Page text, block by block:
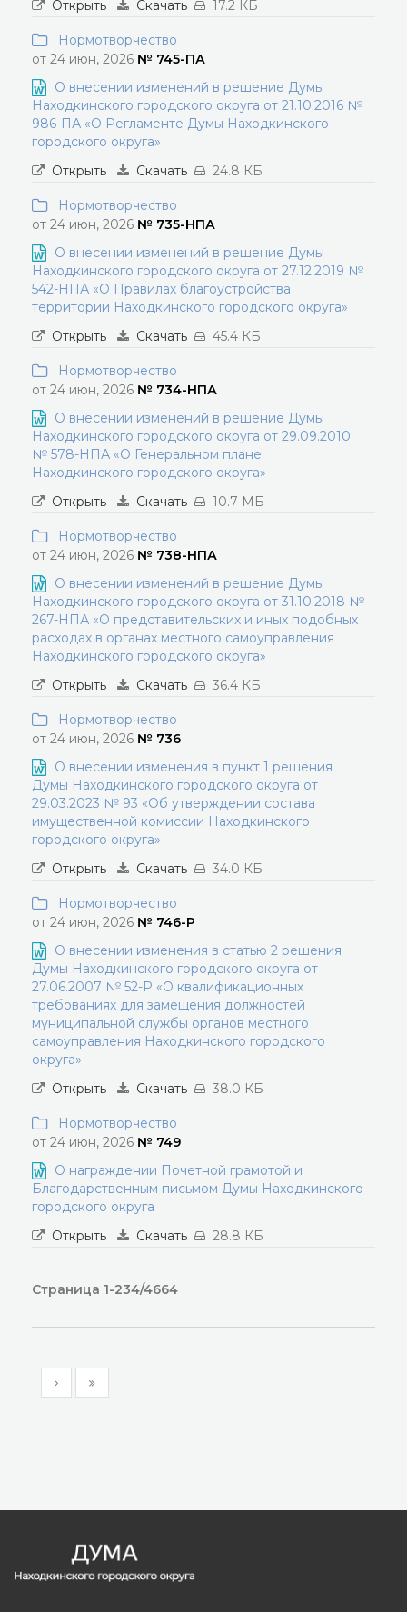
Открыть Скачать 17.2 КБ
Нормотворчество
от 24 июн, 2026 № 745-ПА
О внесении изменений в решение Думы
Находкинского городского округа от 21.10.2016 №
986-ПА «О Регламенте Думы Находкинского
городского округа»
Открыть
Скачать 24.8 КБ
Нормотворчество
от 24 июн, 2026 № 735-НПА
О внесении изменений в решение Думы
Находкинского городского округа от 27.12.2019 №
542-НПА «О Правилах благоустройства
территории Находкинского городского округа»
Открыть
Скачать 45.4 КБ
Нормотворчество
от 24 июн, 2026 № 734-НПА
О внесении изменений в решение Думы
Находкинского городского округа от 29.09.2010
№ 578-НПА «О Генеральном плане
Находкинского городского округа»
Открыть
Скачать 10.7 МБ
Нормотворчество
от 24 июн, 2026 № 738-НПА
О внесении изменений в решение Думы
Находкинского городского округа от 31.10.2018 №
267-НПА «О представительских и иных подобных
расходах в органах местного самоуправления
Находкинского городского округа»
Открыть
Скачать 36.4 КБ
Нормотворчество
от 24 июн, 2026 № 736
О внесении изменения в пункт 1 решения
Думы Находкинского городского округа от
29.03.2023 № 93 «Об утверждении состава
имущественной комиссии Находкинского
городского округа»
Открыть
Скачать 34.0 КБ
Нормотворчество
от 24 июн, 2026 № 746-Р
О внесении изменения в статью 2 решения
Думы Находкинского городского округа от
27.06.2007 № 52-Р «О квалификационных
требованиях для замещения должностей
муниципальной службы органов местного
самоуправления Находкинского городского
округа»
Открыть
Скачать 38.0 КБ
Нормотворчество
от 24 июн, 2026 № 749
О награждении Почетной грамотой и
Благодарственным письмом Думы Находкинского
городского округа
Открыть
Скачать 28.8 КБ
Страница 1-234/4664